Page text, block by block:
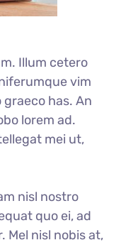
Illum cetero
vim
has. An
lorem ad.
mei ut,
nisl nostro
quo ei, ad
Mel nisl nobis at,